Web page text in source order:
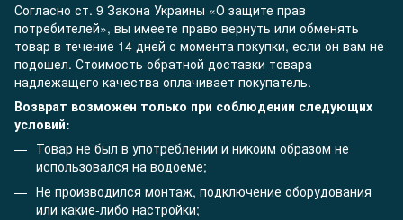
Согласно ст. 9 Закона Украины «О защите прав
потребителей», вы имеете право вернуть или обменять
товар в течение 14 дней с момента покупки, если он вам не
подошел. Стоимость обратной доставки товара
надлежащего качества оплачивает покупатель.
Возврат возможен только при соблюдении следующих
условий:
Товар не был в употреблении и никоим образом не
использовался на водоеме;
Не производился монтаж, подключение оборудования
или какие-либо настройки;